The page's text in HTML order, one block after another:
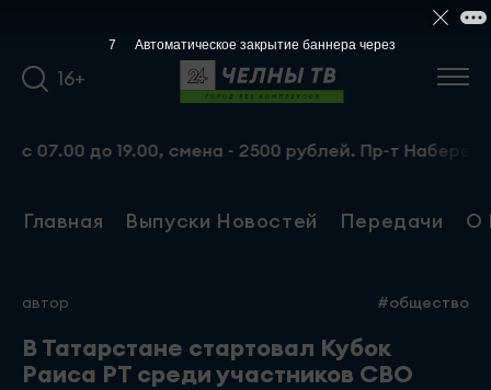
16+
до 19.00, смена - 2500 рублей. Пр-т
Главная Выпуски Новостей Передачи О
автор #общество
В Татарстане стартовал Кубок
Раиса РТ среди участников СВО
6 Автоматическое закрытие баннера через